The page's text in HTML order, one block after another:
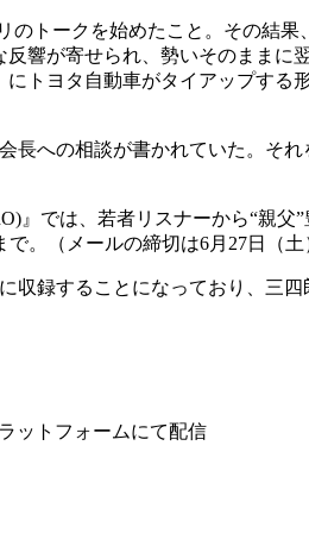
トークを始めたこと。その結果
響が寄せられ、勢いそのままに
トヨタ自動車がタイアップする
への相談が書かれていた。そ
』では、若者リスナーから“親
で。（メールの締切は6月27日（土
収録することになっており、三
ットフォームにて配信